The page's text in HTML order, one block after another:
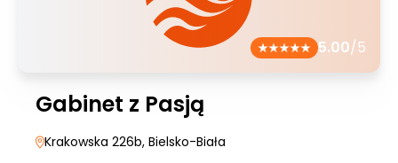
5.00/5
Gabinet z Pasją
Krakowska 226b, Bielsko-Biała